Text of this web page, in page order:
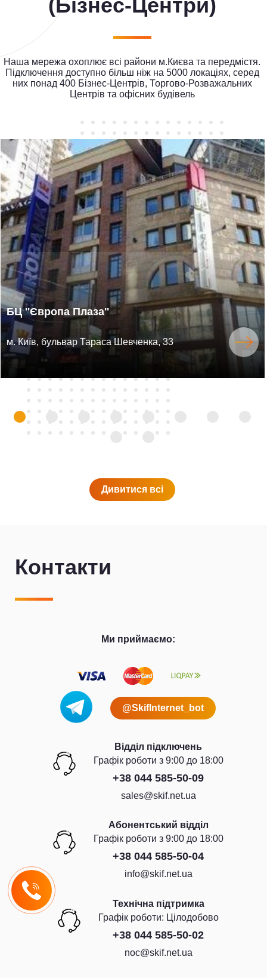
Наша мережа охоплює всі райони м.Києва та передмістя.
Підключення доступно більш ніж на 5000 локаціях, серед
них понад 400 Бізнес-Центрів, Торгово-Розважальних
Центрів та офісних будівель
БЦ ''Європа Плаза''
м. Київ, бульвар Тараса Шевченка, 33
Дивитися всi
Контакти
Ми приймаємо:
@SkifInternet_bot
Відділ підключень
Графiк роботи з 9:00 до 18:00
+38 044 585-50-09
sales@skif.net.ua
Абонентський відділ
Графiк роботи з 9:00 до 18:00
+38 044 585-50-04
info@skif.net.ua
Технічна підтримка
Графiк роботи: Цiлодобово
+38 044 585-50-02
noc@skif.net.ua